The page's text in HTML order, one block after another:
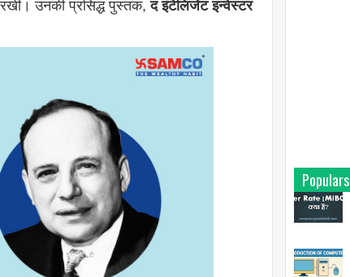
उनकी प्रसिद्ध पुस्तक,द इंटेलिजेंट इन्वेस्टर
Populars